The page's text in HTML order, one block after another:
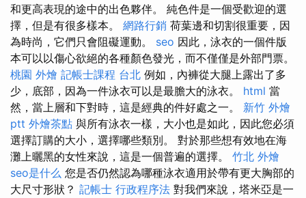
和更高表現的途中的出色夥伴。 純色件是一個受歡迎的選
擇，但是有很多樣本。 網路行銷 荷葉邊和切割很重要，因
為時尚，它們只會阻礙運動。 seo 因此，泳衣的一個件版
本可以以傷心欲絕的各種顏色發光，而不僅僅是外部門票。
桃園 外燴 記帳士課程 台北 例如，內褲從大腿上露出了多
少，底部，因為一件泳衣可以是最膽大的泳衣。 html 當
然，當上層和下對時，這是經典的件好處之一。 新竹 外燴
ptt 外燴茶點 與所有泳衣一樣，大小也是如此，因此您必須
選擇訂購的大小，選擇哪些類別。 對於那些想有效地在海
灘上曬黑的女性來說，這是一個普遍的選擇。 竹北 外燴
seo是什么 您是否仍然認為哪種泳衣適用於帶有更大胸部的
大尺寸形狀？ 記帳士 行政程序法 對我們來說，塔米亞是一